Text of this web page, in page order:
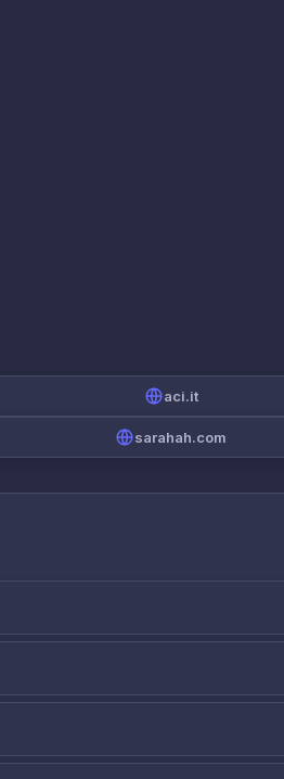
aci.it
sarahah.com